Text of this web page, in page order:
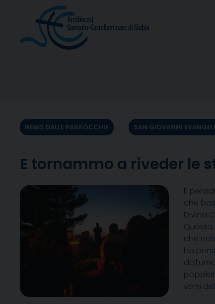
NEWS DALLE PARROCCHIE SAN GIOVANNI
E tornammo a riveder le
E
che
Divina
che
ho
versi